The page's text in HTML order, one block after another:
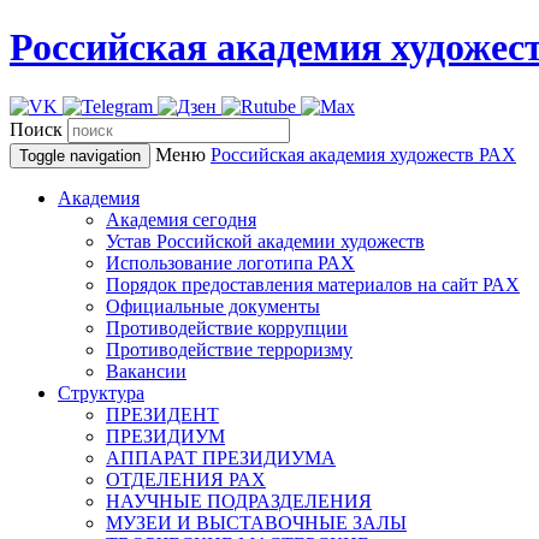
Российская академия
Поиск
Toggle navigation Меню Российская академия художеств РАХ
Академия
Академия сегодня
Устав Российской академии художеств
Использование логотипа РАХ
Порядок предоставления материалов на сайт РАХ
Официальные документы
Противодействие коррупции
Противодействие терроризму
Вакансии
Структура
ПРЕЗИДЕНТ
ПРЕЗИДИУМ
АППАРАТ ПРЕЗИДИУМА
ОТДЕЛЕНИЯ РАХ
НАУЧНЫЕ ПОДРАЗДЕЛЕНИЯ
МУЗЕИ И ВЫСТАВОЧНЫЕ ЗАЛЫ